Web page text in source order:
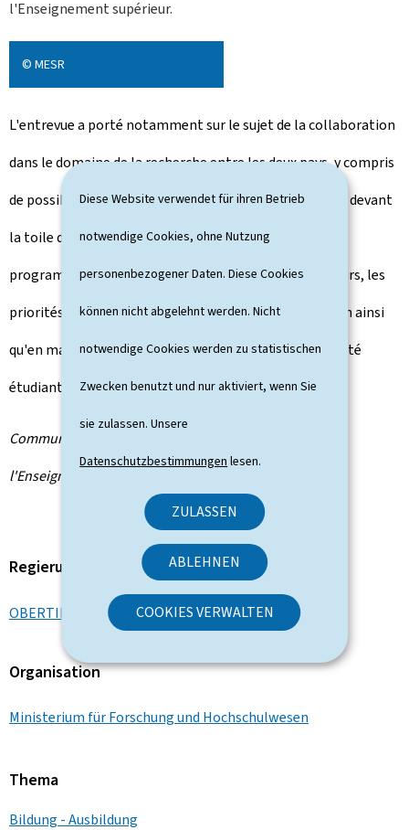
Diese Website verwendet für ihren Betrieb
notwendige Cookies, ohne Nutzung
personenbezogener Daten. Diese Cookies
können nicht abgelehnt werden. Nicht
notwendige Cookies werden zu statistischen
Zwecken benutzt und nur aktiviert, wenn Sie
sie zulassen. Unsere
Datenschutzbestimmungen lesen.
ZULASSEN
ABLEHNEN
COOKIES VERWALTEN
l'Enseignement supérieur.
© MESR
L'entrevue a porté notamment sur le sujet de la collaboration
dans le domaine de la recherche entre les deux pays, y compris
de possibles pistes pour renforcer cette collaboration devant
la toile de fond de l'association du Royaume-Uni au
programme cadre européen Horizon Europe. Par ailleurs, les
priorités luxembourgeoises en recherche et innovation ainsi
qu'en matière de digitalisation, de même que la mobilité
étudiante, ont été discutées.
Communiqué par le ministère de la Recherche et de
l'Enseignement supérieur
Regierungsmitglied
OBERTIN Stéphanie
Organisation
Ministerium für Forschung und Hochschulwesen
Thema
Bildung - Ausbildung